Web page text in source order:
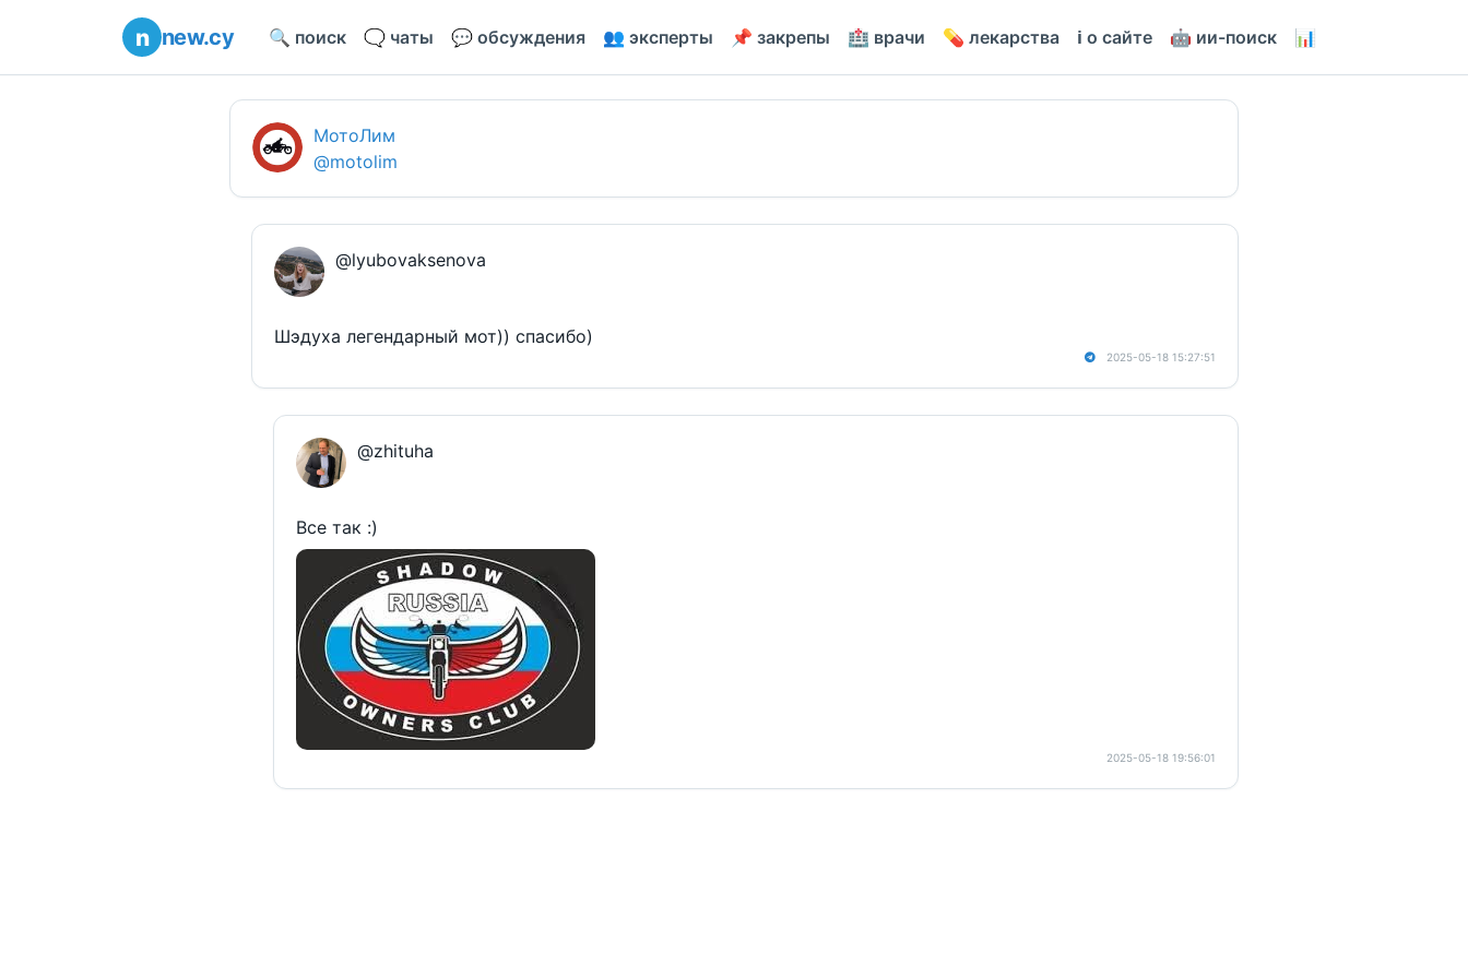
new.cy 🔍 поиск 🗨️ чаты 💬 обсуждения 👥 эксперты 📌 закрепы 🏥 врачи 💊 лекарства ℹ️ о сайте 🤖 ии-поиск 📊
МотоЛим
@motolim
@lyubovaksenova
Шэдуха легендарный мот)) спасибо)
2025-05-18 15:27:51
@zhituha
Все так :)
2025-05-18 19:56:01